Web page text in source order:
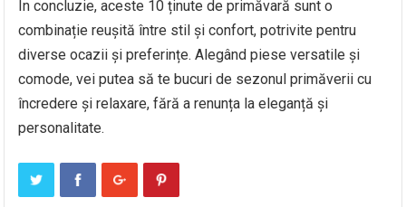
În concluzie, aceste 10 ținute de primăvară sunt o
combinație reușită între stil și confort, potrivite pentru
diverse ocazii și preferințe. Alegând piese versatile și
comode, vei putea să te bucuri de sezonul primăverii cu
încredere și relaxare, fără a renunța la eleganță și
personalitate.